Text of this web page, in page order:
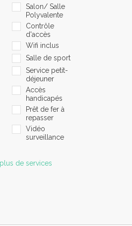
Salon/ Salle
Polyvalente
Contrôle
d'accès
Wifi inclus
Salle de sport
Service petit-
déjeuner
Accès
handicapés
Prêt de fer à
repasser
Vidéo
surveillance
de services